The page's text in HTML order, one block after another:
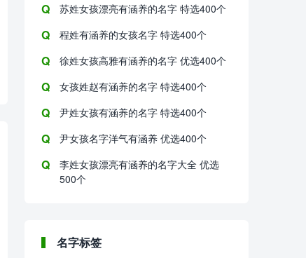
苏姓女孩漂亮有涵养的名字 特选400个
程姓有涵养的女孩名字 特选400个
徐姓女孩高雅有涵养的名字 优选400个
女孩姓赵有涵养的名字 特选400个
尹姓女孩有涵养的名字 特选400个
尹女孩名字洋气有涵养 优选400个
李姓女孩漂亮有涵养的名字大全 优选
500个
名字标签